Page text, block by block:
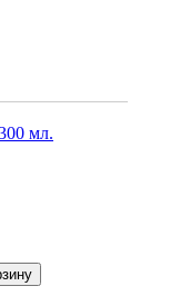
мл.